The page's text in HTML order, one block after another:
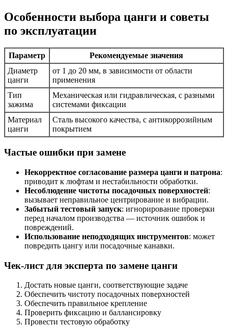
Особенности выбора цанги и советы
по эксплуатации
Параметр
Рекомендуемые значения
Диаметр
цанги
от 1 до 20 мм, в зависимости от области
применения
Тип
зажима
Механическая или гидравлическая, с разными
системами фиксации
Материал
цанги
Сталь высокого качества, с антикоррозийным
покрытием
Частые ошибки при замене
Некорректное согласование размера цанги и патрона:
приводит к люфтам и нестабильности обработки.
Несоблюдение чистоты посадочных поверхностей:
вызывает неправильное центрирование и вибрации.
Забытый тестовый запуск: игнорирование проверки
перед началом производства — источник ошибок и
повреждений.
Использование неподходящих инструментов: может
повредить цангу или посадочные канавки.
Чек-лист для эксперта по замене цанги
Достать новые цанги, соответствующие задаче
Обеспечить чистоту посадочных поверхностей
Обеспечить правильное крепление
Проверить фиксацию и баллансировку
Провести тестовую обработку